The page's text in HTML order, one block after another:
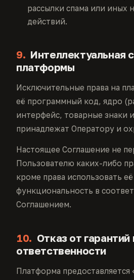
рассылки спама или иных
действий.
9. Интеллектуальная
платформы
Исключительные права на
её программный код, ядро
интерфейс, товарные знаки
принадлежат Оператору и
Настоящее Соглашение не
Пользователю каких-либо
кроме права использовать её
функциональность в
Соглашением.
10. Отказ от
ответственности
Платформа предоставляется